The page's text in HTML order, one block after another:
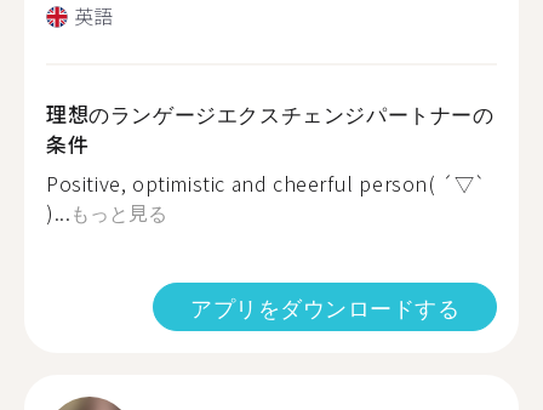
英語
理想のランゲージエクスチェンジパートナーの
条件
Positive, optimistic and cheerful person( ´▽`
)...もっと見る
アプリをダウンロードする